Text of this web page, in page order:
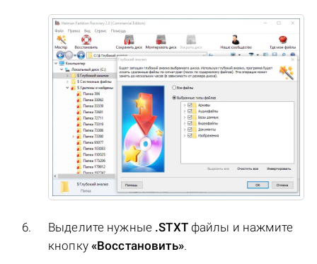
Выделите нужные .STXTфайлы и нажмите
кнопку «Восстановить».